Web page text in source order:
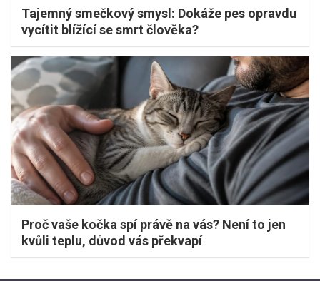
Tajemný smečkový smysl: Dokáže pes opravdu
vycítit blížící se smrt člověka?
Proč vaše kočka spí právě na vás? Není to jen
kvůli teplu, důvod vás překvapí